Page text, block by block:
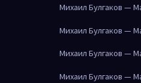
Михаил Булгаков —
Михаил Булгаков —
Михаил Булгаков —
Михаил Булгаков —